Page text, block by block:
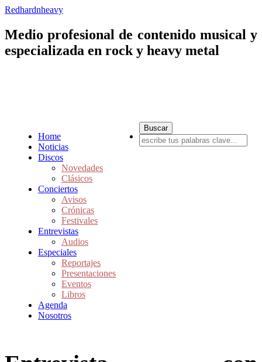
Redhardnheavy
Medio profesional de contenido musical y
especializada en rock y heavy metal
Home
Noticias
Discos
Novedades
Clásicos
Conciertos
Avisos
Crónicas
Festivales
Entrevistas
Audios
Especiales
Reportajes
Presentaciones
Eventos
Libros
Agenda
Nosotros